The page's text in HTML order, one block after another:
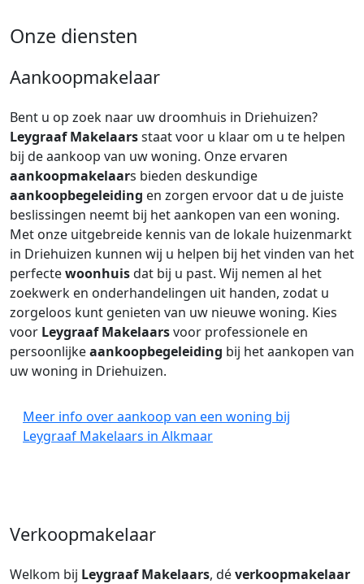
Onze diensten
Aankoopmakelaar
Bent u op zoek naar uw droomhuis in Driehuizen?
Leygraaf Makelaarsstaat voor u klaar om u te helpen
bij de aankoop van uw woning. Onze ervaren
aankoopmakelaars bieden deskundige
aankoopbegeleiding en zorgen ervoor dat u de juiste
beslissingen neemt bij het aankopen van een woning.
Met onze uitgebreide kennis van de lokale huizenmarkt
in Driehuizen kunnen wij u helpen bij het vinden van het
perfectewoonhuisdat bij u past. Wij nemen al het
zoekwerk en onderhandelingen uit handen, zodat u
zorgeloos kunt genieten van uw nieuwe woning. Kies
voor Leygraaf Makelaarsvoor professionele en
persoonlijkeaankoopbegeleiding bij het aankopen van
uw woning in Driehuizen.
Meer info over aankoop van een woning bij
Leygraaf Makelaars in Alkmaar
Verkoopmakelaar
Welkom bij Leygraaf Makelaars, déverkoopmakelaar